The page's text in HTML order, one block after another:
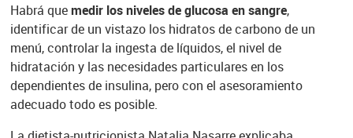
Habrá quemedir los niveles de glucosa en sangre,
identificar de un vistazo los hidratos de carbono de un
menú, controlar la ingesta de líquidos, el nivel de
hidratación y las necesidades particulares en los
dependientes de insulina, pero con el asesoramiento
adecuado todo es posible.